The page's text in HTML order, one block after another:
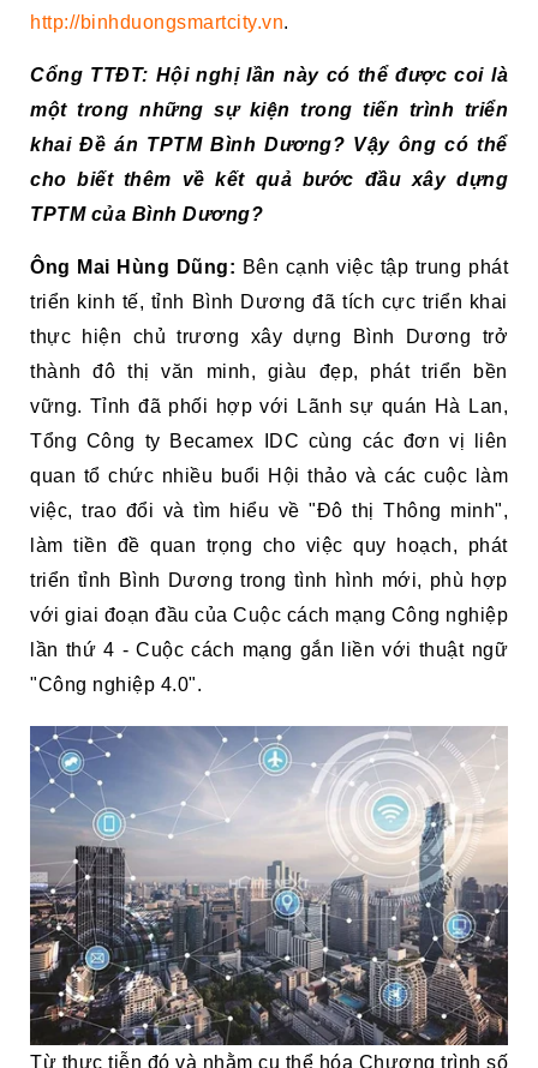
http://binhduongsmartcity.vn.
Cổng TTĐT: Hội nghị lần này có thể được coi là
một trong những sự kiện trong tiến trình triển
khai Đề án TPTM Bình Dương? Vậy ông có thể
cho biết thêm về kết quả bước đầu xây dựng
TPTM của Bình Dương?
Ông Mai Hùng Dũng: Bên cạnh việc tập trung phát
triển kinh tế, tỉnh Bình Dương đã tích cực triển khai
thực hiện chủ trương xây dựng Bình Dương trở
thành đô thị văn minh, giàu đẹp, phát triển bền
vững. Tỉnh đã phối hợp với Lãnh sự quán Hà Lan,
Tổng Công ty Becamex IDC cùng các đơn vị liên
quan tổ chức nhiều buổi Hội thảo và các cuộc làm
việc, trao đổi và tìm hiểu về "Đô thị Thông minh",
làm tiền đề quan trọng cho việc quy hoạch, phát
triển tỉnh Bình Dương trong tình hình mới, phù hợp
với giai đoạn đầu của Cuộc cách mạng Công nghiệp
lần thứ 4 - Cuộc cách mạng gắn liền với thuật ngữ
"Công nghiệp 4.0".
Từ thực tiễn đó và nhằm cụ thể hóa Chương trình số